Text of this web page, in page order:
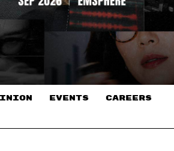
EVENTS CAREERS